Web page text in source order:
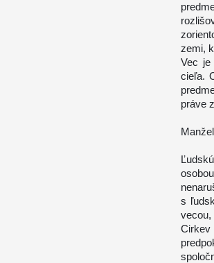
zemi,
Vec je
cieľa.
práve
s
vecou,